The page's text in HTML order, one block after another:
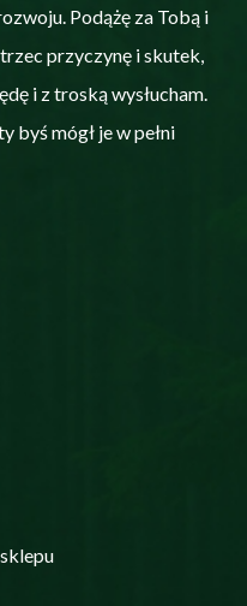
Podążę za Tobą i
przyczynę i skutek,
i z troską wysłucham.
byś mógł je w pełni